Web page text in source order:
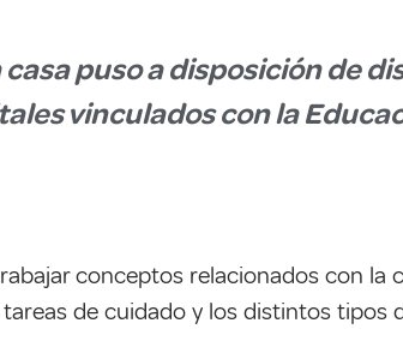
puso a disposición de
vinculados con la
conceptos relacionados con la
de cuidado y los distintos tipos